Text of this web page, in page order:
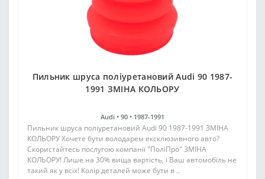
Пильник шруса поліуретановий Audi 90 1987-
1991 ЗМІНА КОЛЬОРУ
Audi • 90 • 1987-1991
Пильник шруса поліуретановий Audi 90 1987-1991 ЗМІНА
КОЛЬОРУ Хочете бути володарем ексклюзивного авто?
Скористайтесь послугою компанії "ПоліПро" ЗМІНА
КОЛЬОРУ! Лише на 30% вища вартість, і Ваш автомобіль не
такий як у всіх! Колір деталей може бути в ..